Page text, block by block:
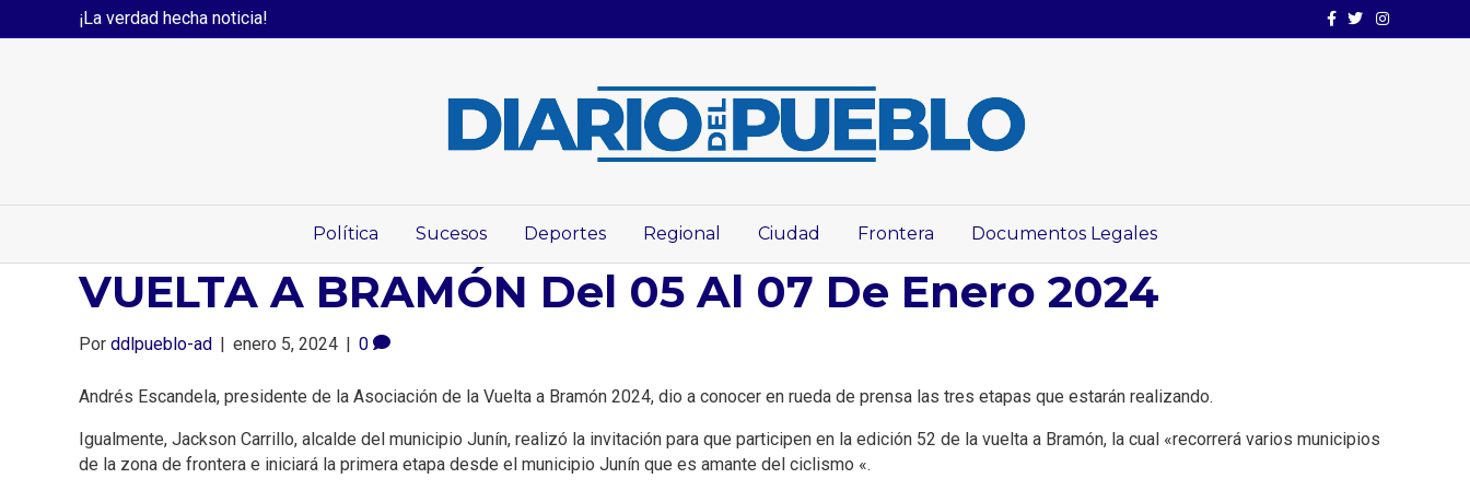
¡La verdad hecha noticia! Facebook
TwitterInstagram
Política Sucesos Deportes Regional Ciudad Frontera Documentos Legales
VUELTA A BRAMÓN Del 05 Al 07 De Enero 2024
Por ddlpueblo-ad | enero 5, 2024 | 0
Andrés Escandela, presidente de la Asociación de la Vuelta a Bramón 2024, dio a conocer en rueda de prensa las tres etapas que estarán realizando.
Igualmente, Jackson Carrillo, alcalde del municipio Junín, realizó la invitación para que participen en la edición 52 de la vuelta a Bramón, la cual «recorrerá varios municipios
de la zona de frontera e iniciará la primera etapa desde el municipio Junín que es amante del ciclismo «.